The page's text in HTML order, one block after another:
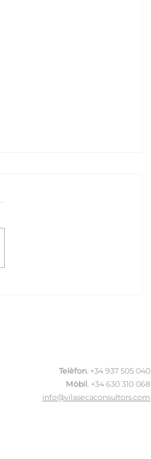
Telèfon. +34 937 505 040
Mòbil. +34 630 310 068
info@vilasecaconsultors.com